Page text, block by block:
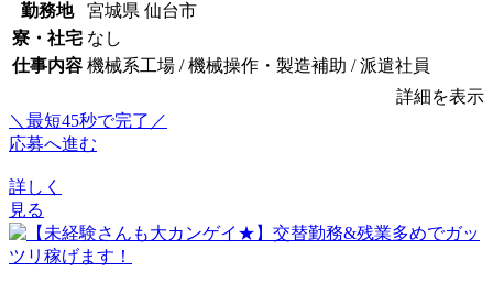
勤務地
宮城県 仙台市
寮・社宅 なし
仕事内容 機械系工場 / 機械操作・製造補助 / 派遣社員
詳細を表示
＼最短45秒で完了／
応募へ進む
詳しく
見る